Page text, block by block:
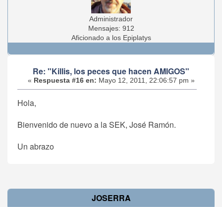
Administrador
Mensajes: 912
Aficionado a los Epiplatys
Re: "Killis, los peces que hacen AMIGOS"
« Respuesta #16 en: Mayo 12, 2011, 22:06:57 pm »
Hola,
Bienvenido de nuevo a la SEK, José Ramón.
Un abrazo
JOSERRA